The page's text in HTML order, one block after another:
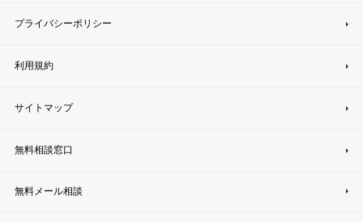
プライバシーポリシー
利用規約
サイトマップ
無料相談窓口
無料メール相談